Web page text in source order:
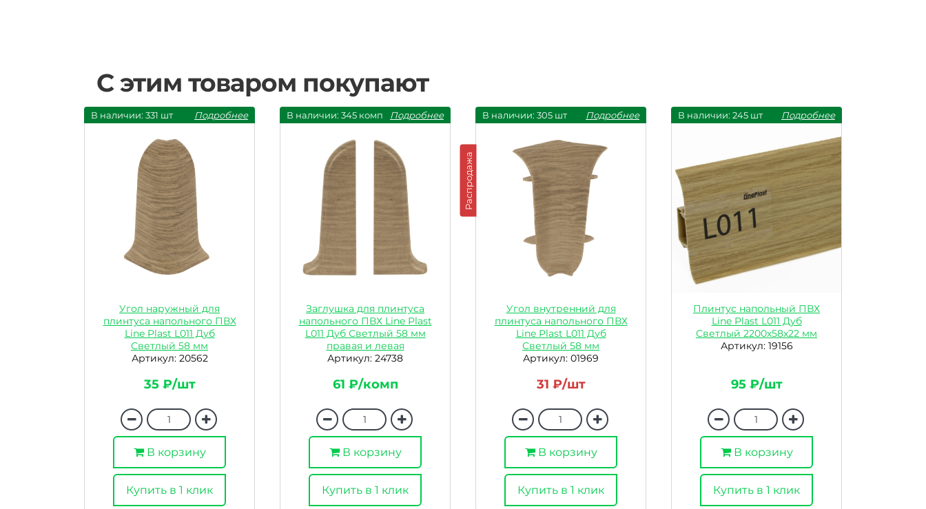
С этим товаром покупают
В наличии: 331 шт Подробнее
Угол наружный для
плинтуса напольного ПВХ
Line Plast L011 Дуб
Светлый 58 мм
Артикул: 20562
35 ₽/шт
В корзину
Купить в 1 клик
В наличии: 345 комп Подробнее
Заглушка для плинтуса
напольного ПВХ Line Plast
L011 Дуб Светлый 58 мм
правая и левая
Артикул: 24738
61 ₽/комп
В корзину
Купить в 1 клик
Распродажа
В наличии: 305 шт Подробнее
Угол внутренний для
плинтуса напольного ПВХ
Line Plast L011 Дуб
Светлый 58 мм
Артикул: 01969
31 ₽/шт
В корзину
Купить в 1 клик
В наличии: 245 шт Подробнее
Плинтус напольный ПВХ
Line Plast L011 Дуб
Светлый 2200х58х22 мм
Артикул: 19156
95 ₽/шт
В корзину
Купить в 1 клик